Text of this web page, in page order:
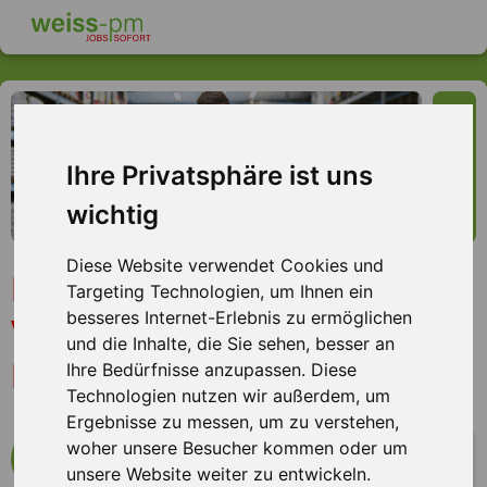
Ihre Privatsphäre ist uns
wichtig
Diese Website verwendet Cookies und
Targeting Technologien, um Ihnen ein
besseres Internet-Erlebnis zu ermöglichen
und die Inhalte, die Sie sehen, besser an
Ihre Bedürfnisse anzupassen. Diese
Technologien nutzen wir außerdem, um
Ergebnisse zu messen, um zu verstehen,
woher unsere Besucher kommen oder um
unsere Website weiter zu entwickeln.
Kommissionierer (m/w/d)
Verpacker, Markt
Einersheim
mehr Infos zum Arbeitsplatz